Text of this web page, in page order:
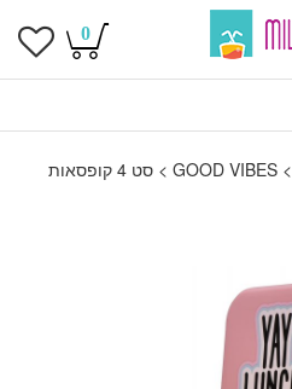
0
>
GOOD VIBES
>
סט 4 קופסאות